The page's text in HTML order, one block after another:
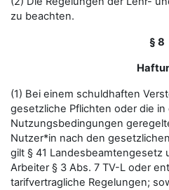
zu beachten.
§ 8
(1) Bei einem schuldhaften
gesetzliche Pflichten oder die in
Nutzungsbedingungen
Nutzer*in nach den
gilt § 41 Landesbeamtengesetz
Arbeiter § 3 Abs. 7 TV-L oder
tarifvertragliche Regelungen;